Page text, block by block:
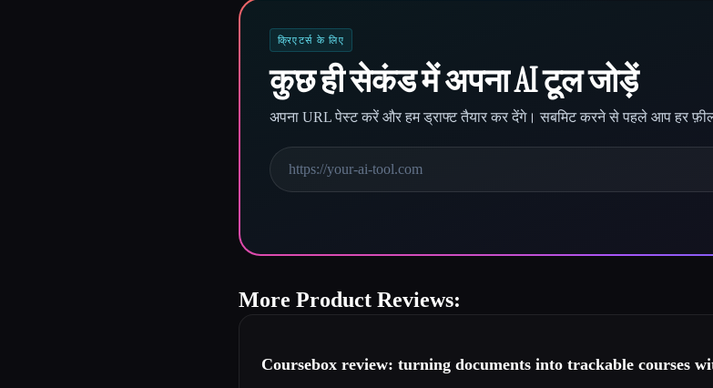
क्रिएटर्स के लिए
कुछ ही सेकंड में अपना AI टूल जोड़ें
अपना URL पेस्ट करें और हम ड्राफ्ट तैयार कर देंगे। सबमिट करने से पहले आप हर
More Product Reviews:
Coursebox review: turning documents into trackable courses